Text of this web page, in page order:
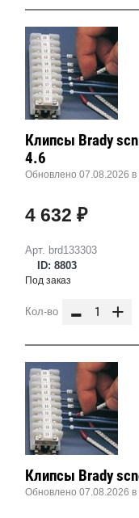
Арт. brd133303
ID: 8803
Клипсы Brady
4.6
Обновлено 07.08.2026 в
4 632 ₽
Под заказ
Кол-во - +
Клипсы Brady
Обновлено 07.08.2026 в